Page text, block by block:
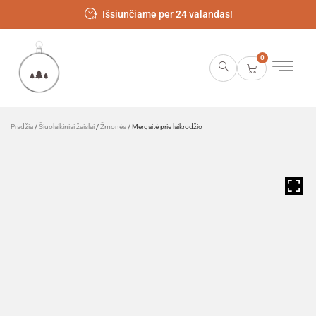
Išsiunčiame per 24 valandas!
0
Pradžia /Šiuolaikiniai žaislai /Žmonės / Mergaitė prie laikrodžio